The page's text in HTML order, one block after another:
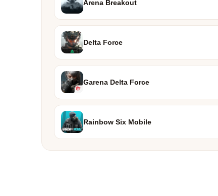
Arena Breakout
Delta Force
Garena Delta Force
Rainbow Six Mobile